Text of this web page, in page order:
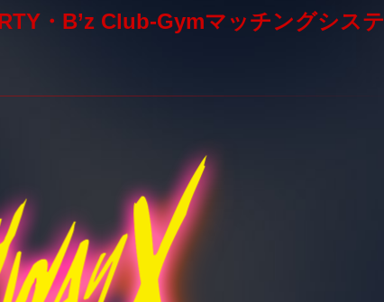
・B’z Club-Gymマッチングシステ